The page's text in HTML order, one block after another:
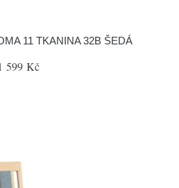
11 TKANINA 32B ŠEDÁ
599 Kč